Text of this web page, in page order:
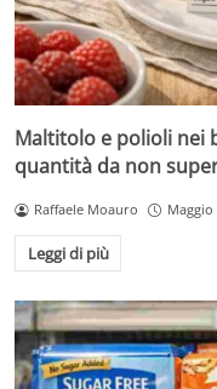
Maltitolo e polioli nei
quantità da non
Raffaele Moauro Maggio
Leggi di più